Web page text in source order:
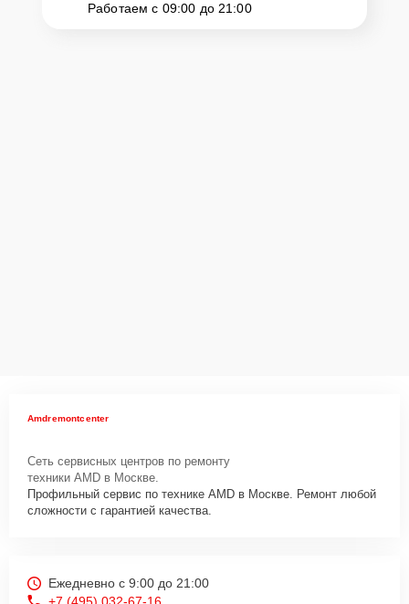
Работаем с 09:00 до 21:00
Amdremontcenter
Сеть сервисных центров по ремонту
техники AMD в Москве.
Профильный сервис по технике AMD в Москве. Ремонт любой
сложности с гарантией качества.
Ежедневно с 9:00 до 21:00